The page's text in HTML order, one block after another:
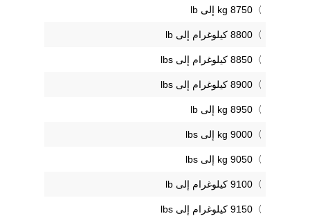
8750 kg إلى lb
8800 كيلوغرام إلى lb
8850 كيلوغرام إلى lbs
8900 كيلوغرام إلى lbs
8950 kg إلى lb
9000 kg إلى lbs
9050 kg إلى lbs
9100 كيلوغرام إلى lb
9150 كيلوغرام إلى lbs